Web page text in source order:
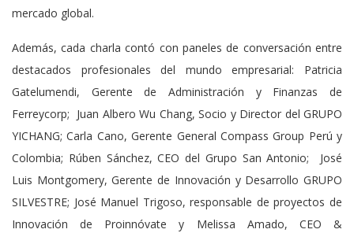
mercado global.
Además, cada charla contó con paneles de conversación entre
destacados profesionales del mundo empresarial: Patricia
Gatelumendi, Gerente de Administración y Finanzas de
Ferreycorp; Juan Albero Wu Chang, Socio y Director del GRUPO
YICHANG; Carla Cano, Gerente General Compass Group Perú y
Colombia; Rúben Sánchez, CEO del Grupo San Antonio; José
Luis Montgomery, Gerente de Innovación y Desarrollo GRUPO
SILVESTRE; José Manuel Trigoso, responsable de proyectos de
Innovación de Proinnóvate y Melissa Amado, CEO &